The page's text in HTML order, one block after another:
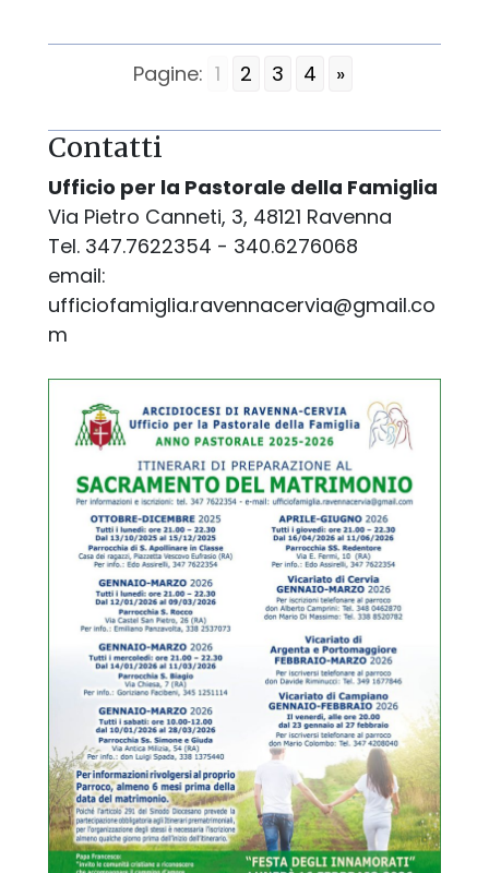
Pagine: 1 2 3 4 »
Contatti
Ufficio per la Pastorale della Famiglia
Via Pietro Canneti, 3, 48121 Ravenna
Tel. 347.7622354 - 340.6276068
email:
ufficiofamiglia.ravennacervia@gmail.co
m